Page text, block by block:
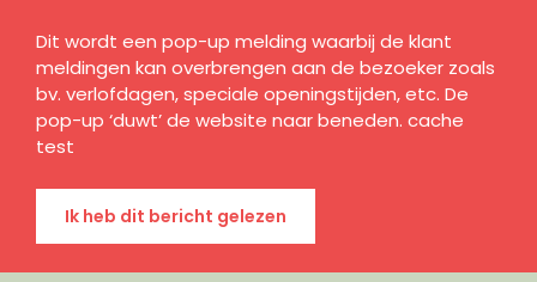
Dit wordt een pop-up melding waarbij de klant
meldingen kan overbrengen aan de bezoeker zoals
bv. verlofdagen, speciale openingstijden, etc. De
pop-up ‘duwt’ de website naar beneden. cache
test
Ik heb dit bericht gelezen